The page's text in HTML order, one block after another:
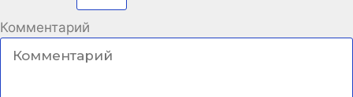
Комментарий